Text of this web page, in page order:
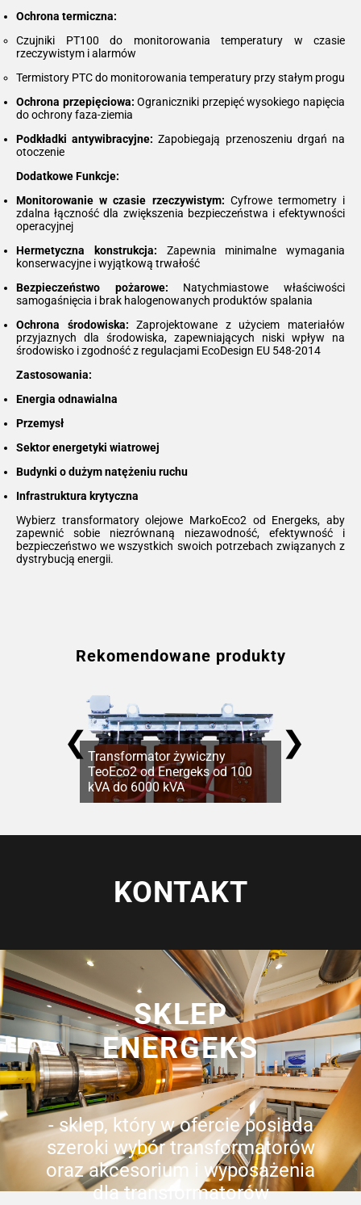
Ochrona termiczna:
Czujniki PT100 do monitorowania temperatury w czasie
rzeczywistym i alarmów
Termistory PTC do monitorowania temperatury przy stałym progu
Ochrona przepięciowa: Ograniczniki przepięć wysokiego napięcia
do ochrony faza-ziemia
Podkładki antywibracyjne: Zapobiegają przenoszeniu drgań na
otoczenie
Dodatkowe Funkcje:
Monitorowanie w czasie rzeczywistym: Cyfrowe termometry i
zdalna łączność dla zwiększenia bezpieczeństwa i efektywności
operacyjnej
Hermetyczna konstrukcja: Zapewnia minimalne wymagania
konserwacyjne i wyjątkową trwałość
Bezpieczeństwo pożarowe: Natychmiastowe właściwości
samogaśnięcia i brak halogenowanych produktów spalania
Ochrona środowiska: Zaprojektowane z użyciem materiałów
przyjaznych dla środowiska, zapewniających niski wpływ na
środowisko i zgodność z regulacjami EcoDesign EU 548-2014
Zastosowania:
Energia odnawialna
Przemysł
Sektor energetyki wiatrowej
Budynki o dużym natężeniu ruchu
Infrastruktura krytyczna
Wybierz transformatory olejowe MarkoEco2 od Energeks, aby
zapewnić sobie niezrównaną niezawodność, efektywność i
bezpieczeństwo we wszystkich swoich potrzebach związanych z
dystrybucją energii.
Rekomendowane produkty
❮Transformator żywiczny
TeoEco2 od Energeks od 100
kVA do 6000 kVA
❯
KONTAKT
SKLEP
ENERGEKS
- sklep, który w ofercie posiada
szeroki wybór transformatorów
oraz akcesorium i wyposażenia
dla transformatorów